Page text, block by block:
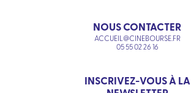
NOUS CONTACTER
ACCUEIL@CINEBOURSE.FR
05 55 02 26 16
INSCRIVEZ-VOUS À LA